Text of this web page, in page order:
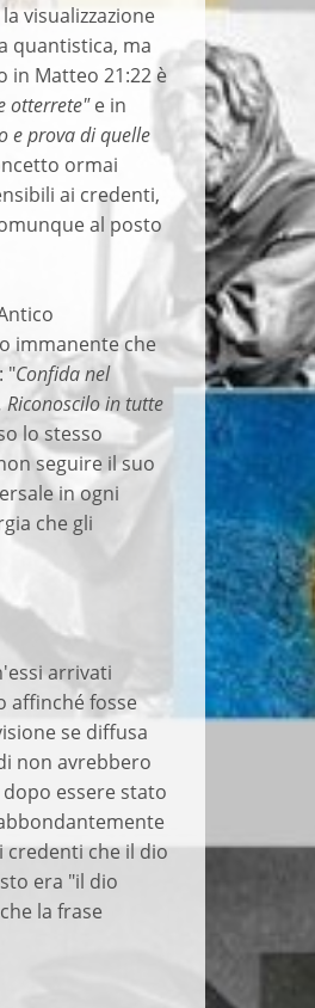
visualizzazione
quantistica, ma
in Matteo 21:22 è
otterrete"e in
e prova di quelle
ormai
ai credenti,
al posto
immanente che
"Confida nel
in tutte
lo stesso
seguire il suo
in ogni
che gli
arrivati
affinché fosse
se diffusa
non avrebbero
essere stato
credenti che il dio
era "il dio
la frase